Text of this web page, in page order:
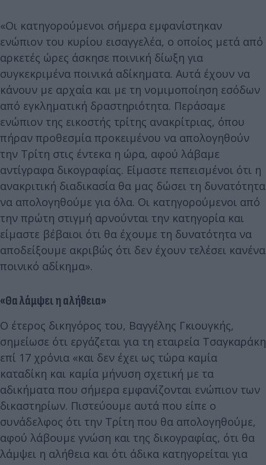
​«Οι κατηγορούμενοι σήμερα εμφανίστηκαν
ενώπιον του κυρίου εισαγγελέα, ο οποίος μετά από
αρκετές ώρες άσκησε ποινική δίωξη για
συγκεκριμένα ποινικά αδίκηματα. Αυτά έχουν να
κάνουν με αρχαία και με τη νομιμοποίηση εσόδων
από εγκληματική δραστηριότητα. Περάσαμε
ενώπιον της εικοστής τρίτης ανακρίτριας, όπου
πήραν προθεσμία προκειμένου να απολογηθούν
την Τρίτη στις έντεκα η ώρα, αφού λάβαμε
αντίγραφα δικογραφίας. Είμαστε πεπεισμένοι ότι η
ανακριτική διαδικασία θα μας δώσει τη δυνατότητα
να απολογηθούμε για όλα. Οι κατηγορούμενοι από
την πρώτη στιγμή αρνούνται την κατηγορία και
είμαστε βέβαιοι ότι θα έχουμε τη δυνατότητα να
αποδείξουμε ακριβώς ότι δεν έχουν τελέσει κανένα
ποινικό αδίκημα».
«Θα λάμψει η αλήθεια»
Ο έτερος δικηγόρος του, Βαγγέλης Γκιουγκής,
σημείωσε ότι εργάζεται για τη εταιρεία Τσαγκαράκη
επί 17 χρόνια «και δεν έχει ως τώρα καμία
καταδίκη και καμία μήνυση σχετική με τα
αδικήματα που σήμερα εμφανίζονται ενώπιον των
δικαστηρίων. Πιστεύουμε αυτά που είπε ο
συνάδελφος ότι την Τρίτη που θα απολογηθούμε,
αφού λάβουμε γνώση και της δικογραφίας, ότι θα
λάμψει η αλήθεια και ότι άδικα κατηγορείται για